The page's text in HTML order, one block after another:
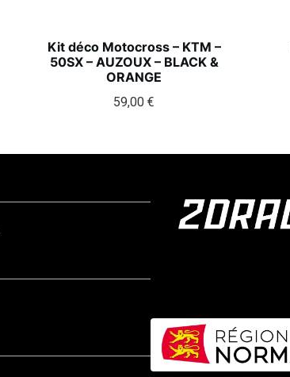
Kit déco Motocross – KTM –
50SX – AUZOUX – BLACK &
ORANGE
59,00€